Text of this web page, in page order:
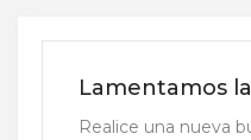
Lamentamos
Realice una nueva